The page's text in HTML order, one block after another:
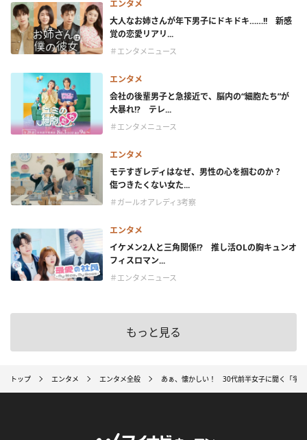
エンタメ
大人なお姉さんが年下男子にドキドキ……!! 新感
覚の恋愛リアリ...
＃エンタメニュース
エンタメ
会社の後輩男子と急接近で、脳内の“細胞たち”が
大暴れ!? テレ...
＃エンタメニュース
エンタメ
モテすぎレディはなぜ、男性の心を掴むのか？
傷つきたくない女た...
＃ガールオアレディ3考察
エンタメ
イケメン2人と三角関係!? 推し活OLの胸キュンオ
フィスロマン...
＃エンタメニュース
もっと見る
トップ エンタメ エンタメ全般 あぁ、懐かしい！ 30代前半女子に聞く「学